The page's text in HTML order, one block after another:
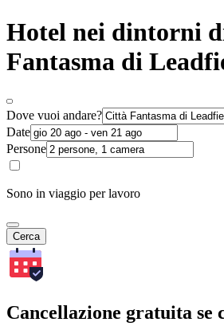
Hotel nei dintorni
Fantasma di
Dove vuoi andare?
Date
Persone
Sono in viaggio per lavoro
Cerca
Cancellazione gratuita se